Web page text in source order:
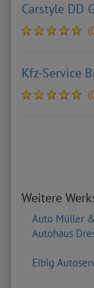
Carstyle DD
Kfz-Service
Weitere
Auto Müller &
Autohaus
Eibig